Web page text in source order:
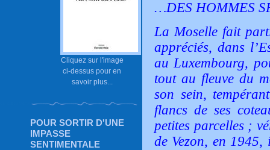
Cliquez sur l'image
ci-dessus pour en
savoir plus...
POUR SORTIR D'UNE
IMPASSE
SENTIMENTALE
…DES HOMMES
La Moselle fait
appréciés, dans
au Luxembourg,
tout au fleuve du
son sein,
flancs de ses
petites parcelles ;
de Vezon, en